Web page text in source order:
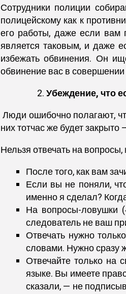
Сотрудники полиции
полицейскому как к
его работы, даже если вам
является таковым, и даже
избежать обвинения. Он
обвинение вас в
Убеждение, что
Люди ошибочно полагают,
них тотчас же будет
Нельзя отвечать на
После того, как вам
Если вы не поняли,
именно я сделал?
На вопросы-ловушки
следователь не ваш
Отвечать нужно
словами. Нужно сразу
Отвечайте только на
языке. Вы имеете
сказали, — не